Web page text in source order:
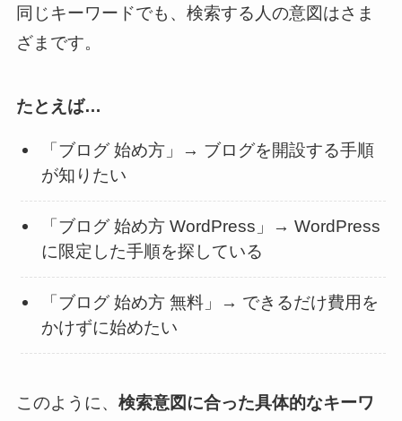
同じキーワードでも、検索する人の意図はさま
ざまです。
たとえば…
「ブログ 始め方」→ ブログを開設する手順
が知りたい
「ブログ 始め方 WordPress」→ WordPress
に限定した手順を探している
「ブログ 始め方 無料」→ できるだけ費用を
かけずに始めたい
このように、 検索意図に合った具体的なキーワ